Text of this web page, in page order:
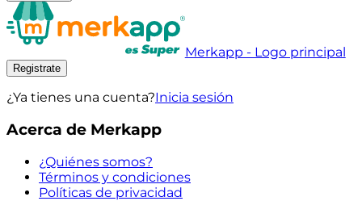
Merkapp - Logo principal
Registrate
¿Ya tienes una cuenta?Inicia sesión
Acerca de Merkapp
¿Quiénes somos?
Términos y condiciones
Políticas de privacidad